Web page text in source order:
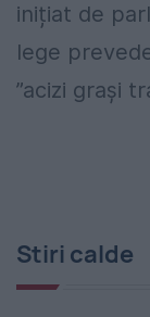
inițiat de
lege
”acizi grași
Stiri calde